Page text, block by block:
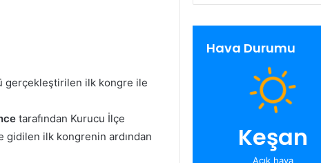
gerçekleştirilen ilk kongre ile
tarafından Kurucu İlçe
ilk kongrenin ardından
Hava Durumu
Keşan
Açık hava